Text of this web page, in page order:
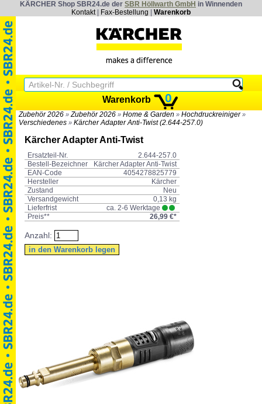
KÄRCHER Shop SBR24.de der SBR Höllwarth GmbH in Winnenden
Kontakt| Fax-Bestellung Warenkorb
Warenkorb 0
Zubehör 2026 » Zubehör 2026 » Home & Garden » Hochdruckreiniger»
Verschiedenes » Kärcher Adapter Anti-Twist (2.644-257.0)
Kärcher Adapter Anti-Twist
Ersatzteil-Nr.
2.644-257.0
Bestell-Bezeichner
Kärcher Adapter Anti-Twist
EAN-Code
4054278825779
Hersteller
Kärcher
Zustand
Neu
Versandgewicht
0,13 kg
Lieferfrist
ca. 2-6 Werktage
Preis**
26,99 €*
Anzahl: